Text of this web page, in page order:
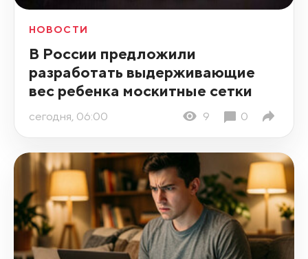
НОВОСТИ
В России предложили
разработать выдерживающие
вес ребенка москитные сетки
сегодня, 06:00 9 0